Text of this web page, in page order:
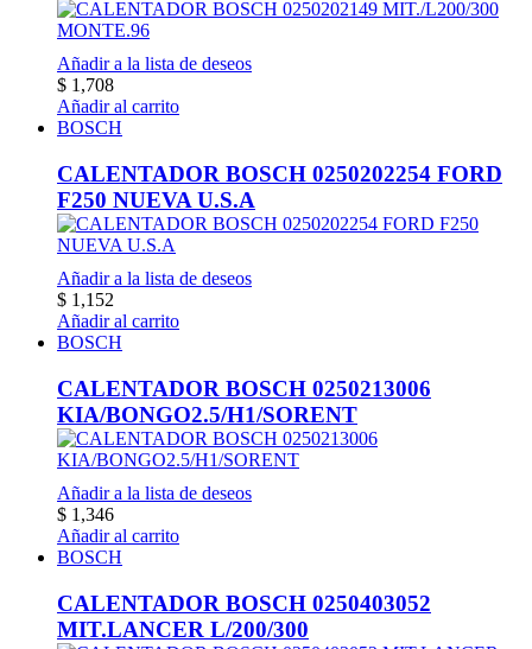
Añadir a la lista de deseos
$ 1,708
Añadir al carrito
BOSCH
CALENTADOR BOSCH 0250202254 FORD
F250 NUEVA U.S.A
Añadir a la lista de deseos
$ 1,152
Añadir al carrito
BOSCH
CALENTADOR BOSCH 0250213006
KIA/BONGO2.5/H1/SORENT
Añadir a la lista de deseos
$ 1,346
Añadir al carrito
BOSCH
CALENTADOR BOSCH 0250403052
MIT.LANCER L/200/300